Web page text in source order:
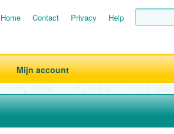
Home Contact Privacy Help
Mijn account